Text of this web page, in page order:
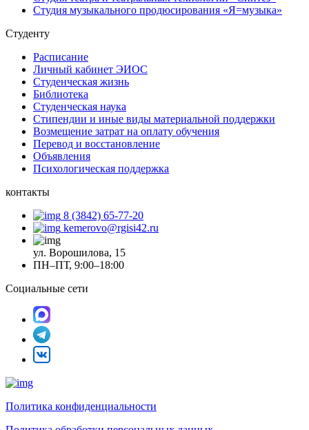
Студия музыкального продюсирования «Я=музыка»
Студенту
Расписание
Личный кабинет ЭИОС
Студенческая жизнь
Библиотека
Студенческая наука
Стипендии и иные виды материальной поддержки
Возмещение затрат на оплату обучения
Перевод и восстановление
Объявления
Психологическая поддержка
контакты
8 (3842) 65-77-20
kemerovo@rgisi42.ru
ул. Ворошилова, 15
ПН–ПТ, 9:00–18:00
Социальные сети
Политика конфиденциальности